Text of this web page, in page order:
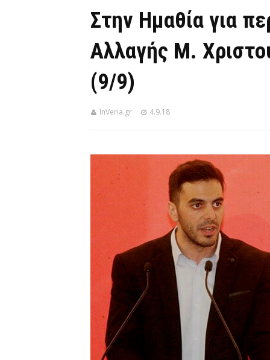
Στην Ημαθία για
Αλλαγής Μ.
(9/9)
InVeria.gr 4.9.18